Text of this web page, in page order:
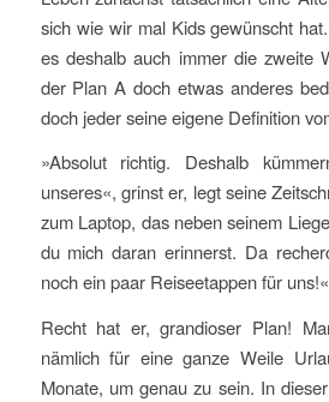
sich wie wir mal Kids gewünscht
es deshalb auch immer die zweite
der Plan A doch etwas anderes
doch jeder seine eigene Definition
»Absolut richtig. Deshalb
unseres«, grinst er, legt seine
zum Laptop, das neben seinem
du mich daran erinnerst. Da
noch ein paar Reiseetappen für uns!«
Recht hat er, grandioser Plan!
nämlich für eine ganze Weile
Monate, um genau zu sein. In